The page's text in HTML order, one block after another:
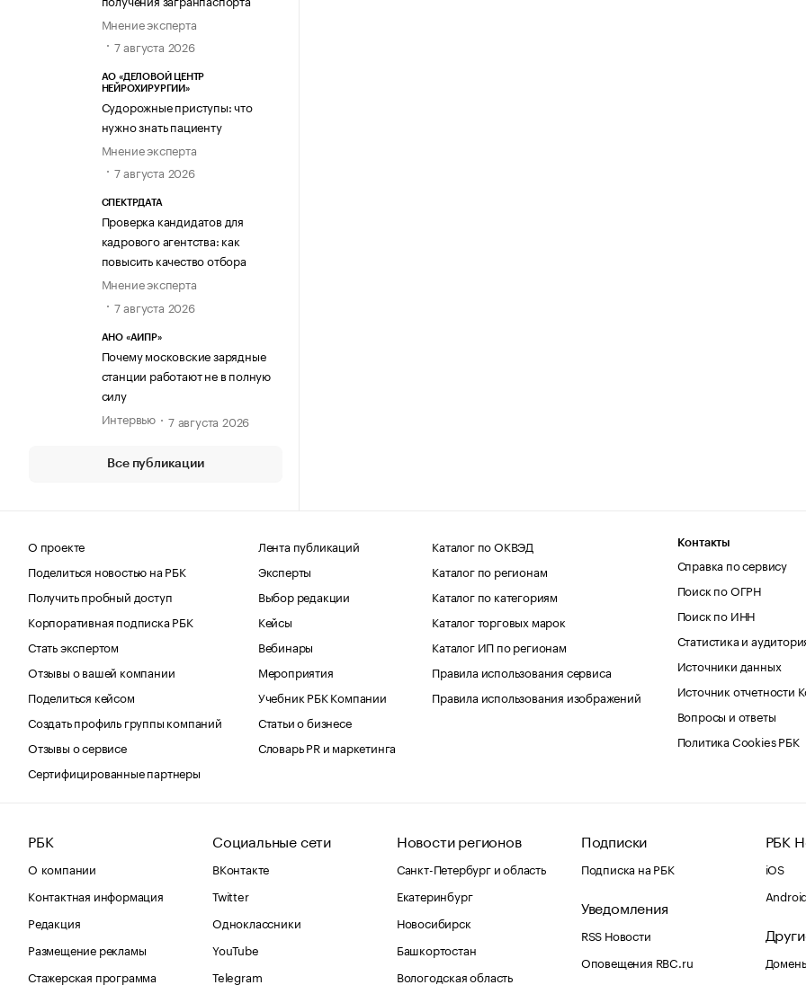
Мнение эксперта
7 августа 2026
АО «ДЕЛОВОЙ ЦЕНТР
НЕЙРОХИРУРГИИ»
Судорожные приступы: что
нужно знать пациенту
Мнение эксперта
7 августа 2026
СПЕКТРДАТА
Проверка кандидатов для
кадрового агентства: как
повысить качество отбора
Мнение эксперта
7 августа 2026
АНО «АИПР»
Почему московские зарядные
станции работают не в полную
силу
Интервью
7 августа 2026
Все публикации
О проекте
Поделиться новостью на РБК
Получить пробный доступ
Корпоративная подписка РБК
Стать экспертом
Отзывы о вашей компании
Поделиться кейсом
Создать профиль группы компаний
Отзывы о сервисе
Сертифицированные партнеры
Лента публикаций
Эксперты
Выбор редакции
Кейсы
Вебинары
Мероприятия
Учебник РБК Компании
Статьи о бизнесе
Словарь PR и маркетинга
Каталог по ОКВЭД
Каталог по регионам
Каталог по категориям
Каталог торговых марок
Каталог ИП по регионам
Правила использования сервиса
Правила использования изображений
Контакты
Справка по сервису
Поиск по ОГРН
Поиск по ИНН
Статистика и
Источники данных
Источник отчетности
Вопросы и ответы
Политика Cookies РБК
РБК
О компании
Контактная информация
Редакция
Размещение рекламы
Стажерская программа
Социальные сети
ВКонтакте
Twitter
Одноклассники
YouTube
Telegram
Новости регионов
Санкт-Петербург и область
Екатеринбург
Новосибирск
Башкортостан
Вологодская область
Подписки
Подписка на РБК
Уведомления
RSS Новости
Оповещения RBC.ru
РБК
iOS